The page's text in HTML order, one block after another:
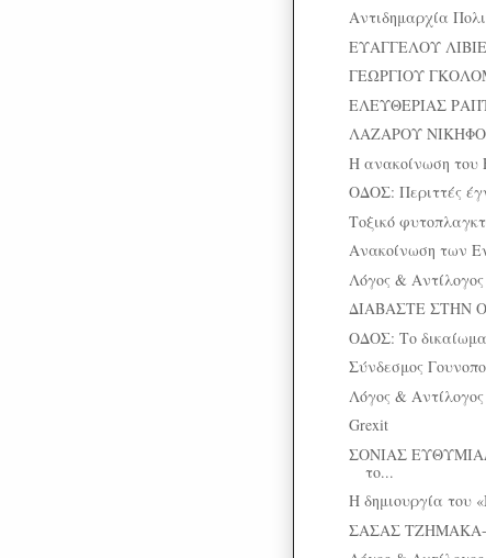
Αντιδημαρχία
ΕΥΑΓΓΕΛΟΥ
ΓΕΩΡΓΙΟΥ
ΕΛΕΥΘΕΡΙΑΣ
ΛΑΖΑΡΟΥ
H ανακοίνωση του
ΟΔΟΣ: Περιττές
Τοξικό
Ανακοίνωση των
Λόγος & Αντίλογος
ΔΙΑΒΑΣΤΕ ΣΤΗΝ
ΟΔΟΣ: Το
Σύνδεσμος
Λόγος & Αντίλογος
Grexit
ΣΟΝΙΑΣ
το...
Η δημιουργία του
ΣΑΣΑΣ ΤΖΗΜΑΚΑ-